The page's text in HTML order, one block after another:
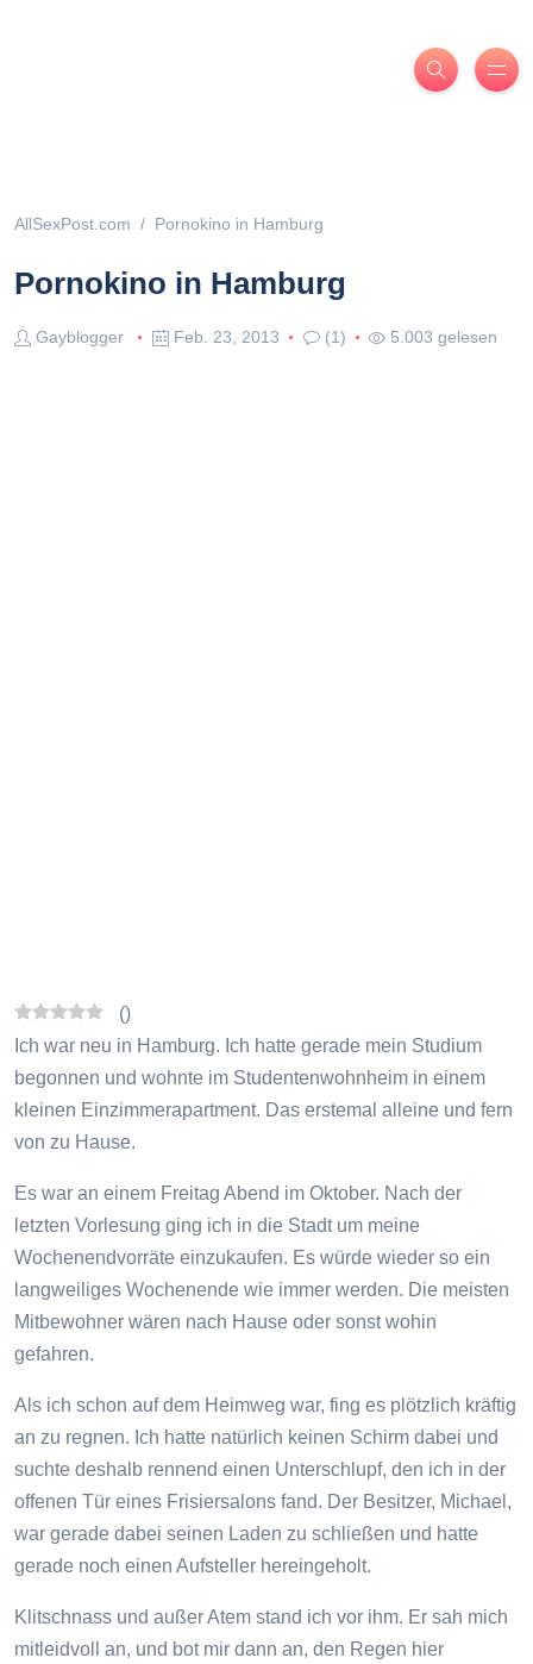
AllSexPost.com Pornokino in Hamburg
Pornokino in Hamburg
Gayblogger Feb. 23, 2013 (1) 5.003 gelesen
()
Ich war neu in Hamburg. Ich hatte gerade mein Studium
begonnen und wohnte im Studentenwohnheim in einem
kleinen Einzimmerapartment. Das erstemal alleine und fern
von zu Hause.
Es war an einem Freitag Abend im Oktober. Nach der
letzten Vorlesung ging ich in die Stadt um meine
Wochenendvorräte einzukaufen. Es würde wieder so ein
langweiliges Wochenende wie immer werden. Die meisten
Mitbewohner wären nach Hause oder sonst wohin
gefahren.
Als ich schon auf dem Heimweg war, fing es plötzlich kräftig
an zu regnen. Ich hatte natürlich keinen Schirm dabei und
suchte deshalb rennend einen Unterschlupf, den ich in der
offenen Tür eines Frisiersalons fand. Der Besitzer, Michael,
war gerade dabei seinen Laden zu schließen und hatte
gerade noch einen Aufsteller hereingeholt.
Klitschnass und außer Atem stand ich vor ihm. Er sah mich
mitleidvoll an, und bot mir dann an, den Regen hier